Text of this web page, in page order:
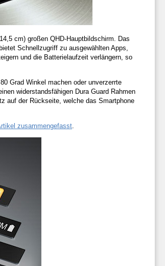
cm) großen QHD-Hauptbildschirm. Das
Schnellzugriff zu ausgewählten Apps,
und die Batterielaufzeit verlängern, so
Grad Winkel machen oder unverzerrte
widerstandsfähigen Dura Guard Rahmen
auf der Rückseite, welche das Smartphone
zusammengefasst.